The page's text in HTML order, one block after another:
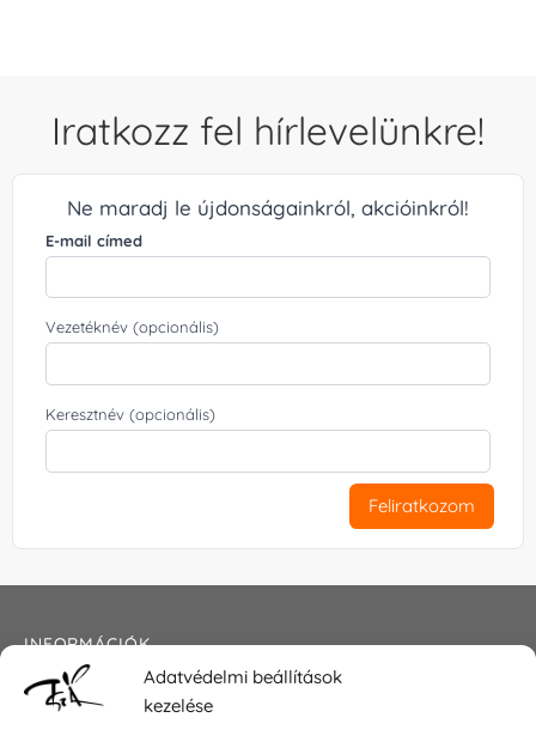
Adatvédelmi beállítások
kezelése
Iratkozz fel hírlevelünkre!
Ne maradj le újdonságainkról, akcióinkról!
E-mail címed
Vezetéknév (opcionális)
Keresztnév (opcionális)
Feliratkozom
INFORMÁCIÓK
Általános szerződési feltételek